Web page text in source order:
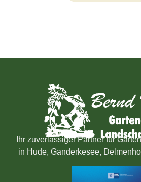
Ihr zuverlässiger Partner für
in Hude, Ganderkesee,